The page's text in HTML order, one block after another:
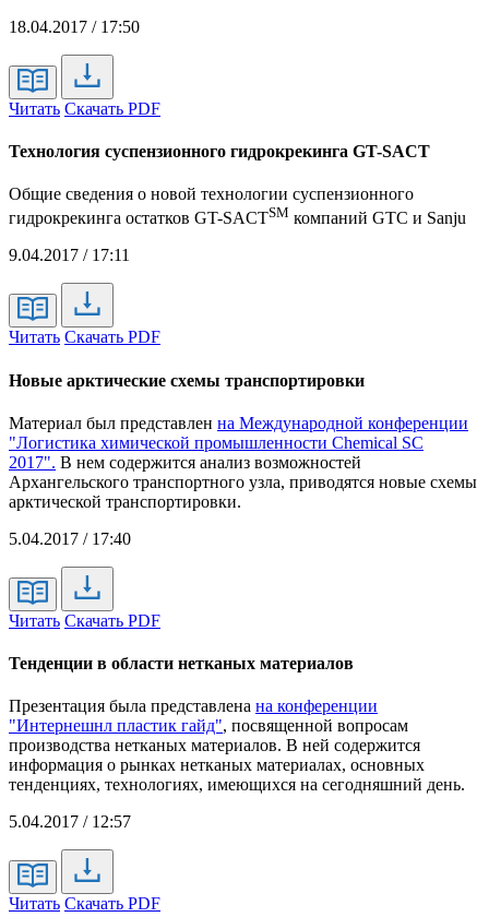
18.04.2017 / 17:50
Читать Скачать PDF
Технология суспензионного гидрокрекинга GT-SACT
Общие сведения о новой технологии суспензионного
гидрокрекинга остатков GT-SACTSM компаний GTC и Sanju
9.04.2017 / 17:11
Читать Скачать PDF
Новые арктические схемы транспортировки
Материал был представлен на Международной конференции
"Логистика химической промышленности Chemical SC
2017". В нем содержится анализ возможностей
Архангельского транспортного узла, приводятся новые схемы
арктической транспортировки.
5.04.2017 / 17:40
Читать Скачать PDF
Тенденции в области нетканых материалов
Презентация была представлена на конференции
"Интернешнл пластик гайд", посвященной вопросам
производства нетканых материалов. В ней содержится
информация о рынках нетканых материалах, основных
тенденциях, технологиях, имеющихся на сегодняшний день.
5.04.2017 / 12:57
Читать Скачать PDF